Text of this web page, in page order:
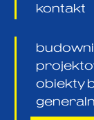
kontakt
obiekty